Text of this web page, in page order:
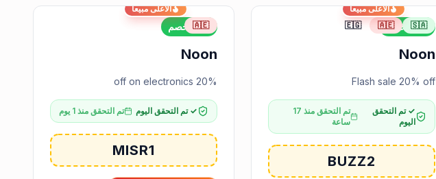
الأعلى مبيعاً
20% خصم 🇸🇦
🇦🇪
🇪🇬
Noon
Flash sale 20% off
✓ تم التحقق
اليوم
تم التحقق منذ 17
ساعة
BUZZ2
الأعلى مبيعاً
20% خصم 🇦🇪
Noon
20% off on electronics
✓ تم التحقق اليوم تم التحقق منذ 1 يوم
MISR1